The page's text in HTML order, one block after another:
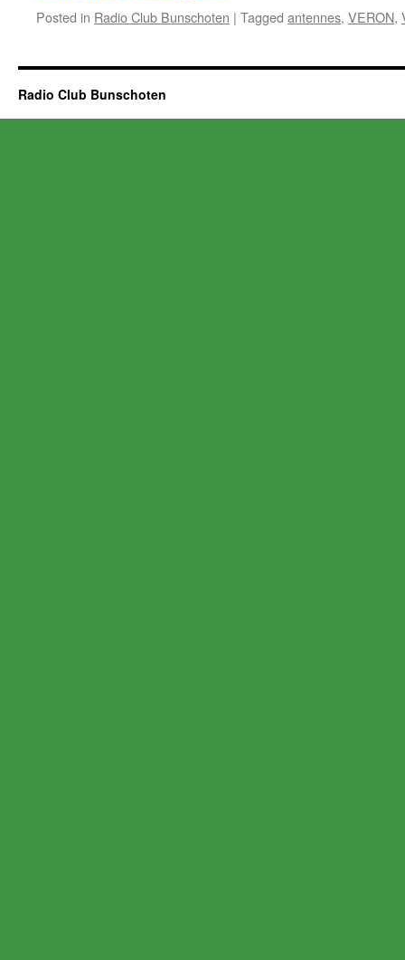
Posted in Radio Club Bunschoten | Tagged antennes, VERON,
Radio Club Bunschoten